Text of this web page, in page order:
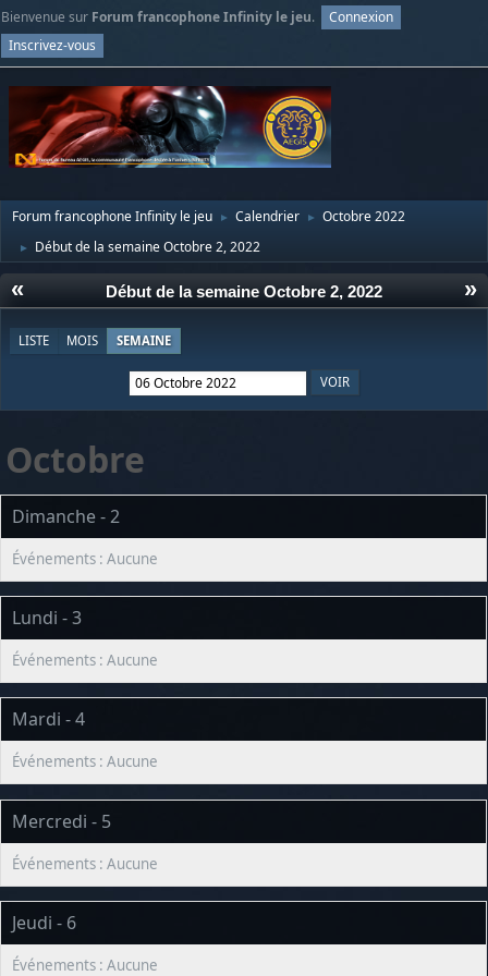
Bienvenue sur Forum francophone Infinity le jeu.
Connexion
Inscrivez-vous
Forum francophone Infinity le jeu ► Calendrier ► Octobre 2022
► Début de la semaine Octobre 2, 2022
« »
Début de la semaine Octobre 2, 2022
LISTE MOIS SEMAINE
Octobre
Dimanche - 2
Lundi - 3
Mardi - 4
Mercredi - 5
Jeudi - 6